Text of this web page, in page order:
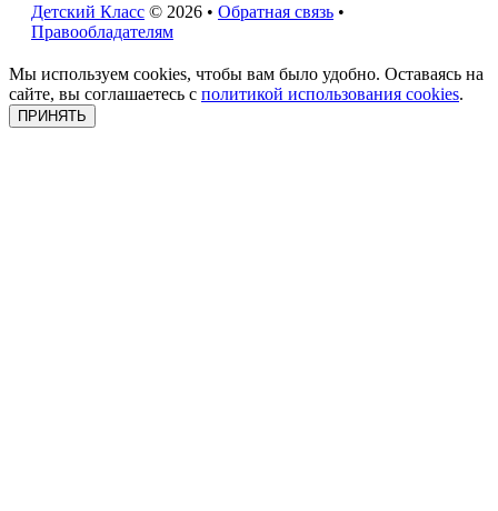
Детский Класс © 2026 • Обратная связь •
Правообладателям
Мы используем cookies, чтобы вам было удобно. Оставаясь на
сайте, вы соглашаетесь с политикой использования cookies.
ПРИНЯТЬ